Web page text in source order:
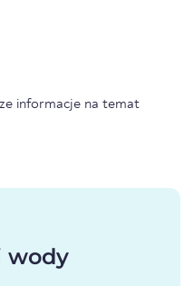
informacje na temat
wody